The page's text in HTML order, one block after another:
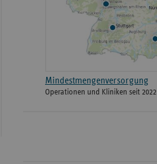
Mindestmengenversorgung
Operationen und Kliniken seit 2022